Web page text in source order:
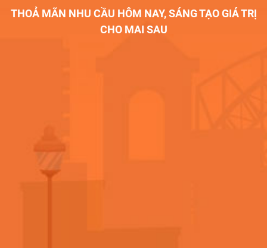
THOẢ MÃN NHU CẦU HÔM NAY, SÁNG TẠO GIÁ TRỊ
CHO MAI SAU